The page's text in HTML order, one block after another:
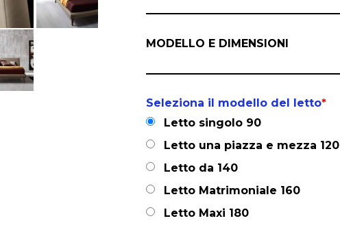
MODELLO E DIMENSIONI
Seleziona il modello del letto*
Letto singolo 90
Letto una piazza e mezza 120
Letto da 140
Letto Matrimoniale 160
Letto Maxi 180